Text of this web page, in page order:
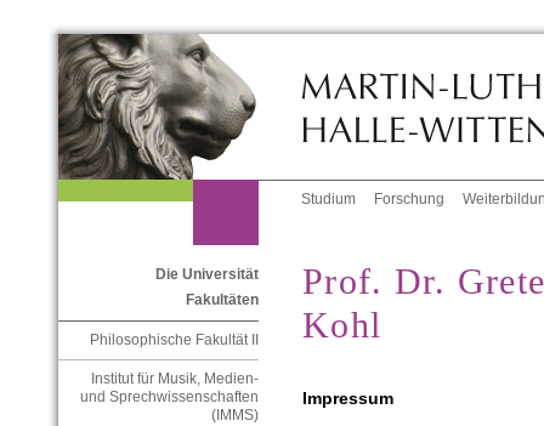
Studium Forschung
Die Universität
Fakultäten
Philosophische Fakultät II
Institut für Musik, Medien-
und Sprechwissenschaften
(IMMS)
Prof. Dr.
Kohl
Impressum